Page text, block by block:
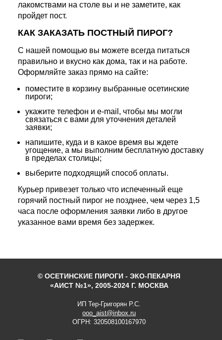
лакомствами на столе вы и не заметите, как
пройдет пост.
КАК ЗАКАЗАТЬ ПОСТНЫЙ ПИРОГ?
С нашей помощью вы можете всегда питаться
правильно и вкусно как дома, так и на работе.
Оформляйте заказ прямо на сайте:
поместите в корзину выбранные осетинские
пироги;
укажите телефон и e-mail, чтобы мы могли
связаться с вами для уточнения деталей
заявки;
напишите, куда и в какое время вы ждете
угощение, а мы выполним бесплатную доставку
в пределах столицы;
выберите подходящий способ оплаты.
Курьер привезет только что испеченный еще
горячий постный пирог не позднее, чем через 1,5
часа после оформления заявки либо в другое
указанное вами время без задержек.
© ОСЕТИНСКИЕ ПИРОГИ - ЭКО-ПЕКАРНЯ
«АИСТ №1», 2005-2024 Г. МОСКВА
ИП Тер-Григорян Р.С.
ooo_aist@inbox.ru
ОГРН: 320508100167970